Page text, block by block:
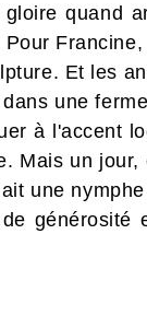
quand
Et les
une
à l'accent
Mais un jour,
une
générosité